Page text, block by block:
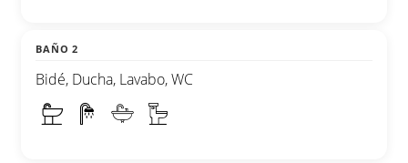
BAÑO 2
Bidé, Ducha, Lavabo, WC